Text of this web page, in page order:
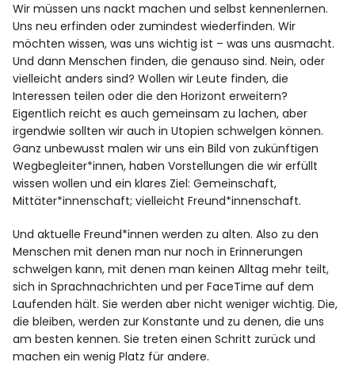
Wir müssen uns nackt machen und selbst kennenlernen.
Uns neu erfinden oder zumindest wiederfinden. Wir
möchten wissen, was uns wichtig ist – was uns ausmacht.
Und dann Menschen finden, die genauso sind. Nein, oder
vielleicht anders sind? Wollen wir Leute finden, die
Interessen teilen oder die den Horizont erweitern?
Eigentlich reicht es auch gemeinsam zu lachen, aber
irgendwie sollten wir auch in Utopien schwelgen können.
Ganz unbewusst malen wir uns ein Bild von zukünftigen
Wegbegleiter*innen, haben Vorstellungen die wir erfüllt
wissen wollen und ein klares Ziel: Gemeinschaft,
Mittäter*innenschaft; vielleicht Freund*innenschaft.
Und aktuelle Freund*innen werden zu alten. Also zu den
Menschen mit denen man nur noch in Erinnerungen
schwelgen kann, mit denen man keinen Alltag mehr teilt,
sich in Sprachnachrichten und per FaceTime auf dem
Laufenden hält. Sie werden aber nicht weniger wichtig. Die,
die bleiben, werden zur Konstante und zu denen, die uns
am besten kennen. Sie treten einen Schritt zurück und
machen ein wenig Platz für andere.